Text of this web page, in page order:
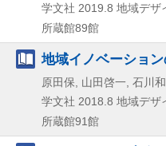
学文社 2019.8 地域デザ
所蔵館89館
地域イノベーショ
原田保, 山田啓一, 石川
学文社 2018.8 地域デザ
所蔵館91館